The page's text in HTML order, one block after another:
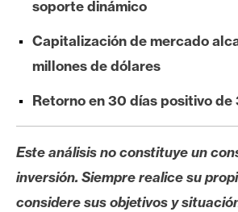
I
A
A
l
i
s
soporte dinámico
Capitalización de mercado
millones de dólares
Retorno en 30 días positivo
Este análisis no constituye un
inversión. Siempre realice su
considere sus objetivos y